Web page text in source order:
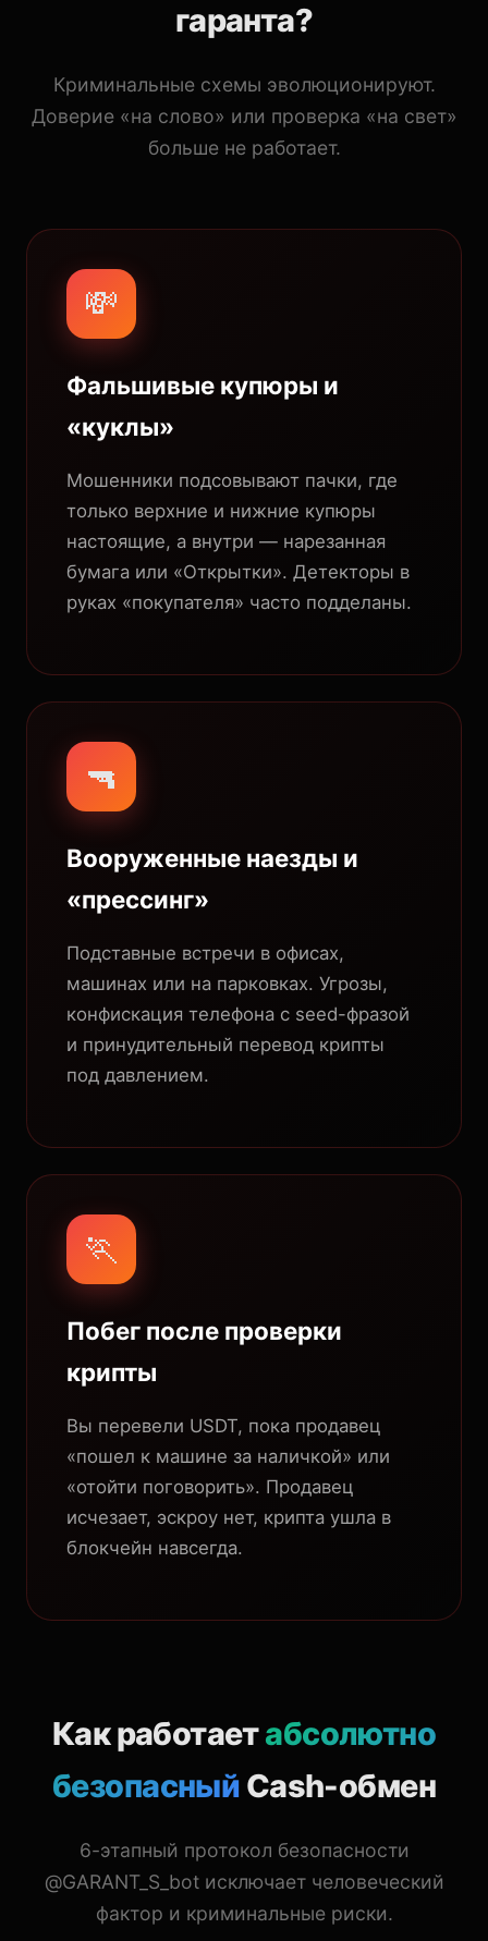
гаранта?
Криминальные схемы эволюционируют.
Доверие «на слово» или проверка «на свет»
больше не работает.
💸
Фальшивые купюры и
«куклы»
Мошенники подсовывают пачки, где
только верхние и нижние купюры
настоящие, а внутри — нарезанная
бумага или «Открытки». Детекторы в
руках «покупателя» часто подделаны.
🔫
Вооруженные наезды и
«прессинг»
Подставные встречи в офисах,
машинах или на парковках. Угрозы,
конфискация телефона с seed-фразой
и принудительный перевод крипты
под давлением.
🏃
Побег после проверки
крипты
Вы перевели USDT, пока продавец
«пошел к машине за наличкой» или
«отойти поговорить». Продавец
исчезает, эскроу нет, крипта ушла в
блокчейн навсегда.
Как работаетабсолютно
безопасный Cash-обмен
6-этапный протокол безопасности
@GARANT_S_bot исключает человеческий
фактор и криминальные риски.